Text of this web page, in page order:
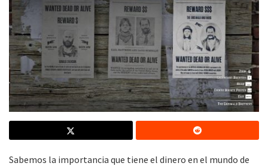
Sabemos la importancia que tiene el dinero en el mundo de